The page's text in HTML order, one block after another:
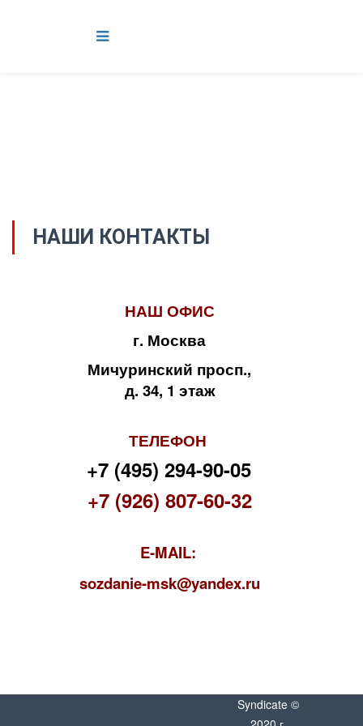
НАШИ КОНТАКТЫ
НАШ ОФИС
г. Москва
Мичуринский просп.,
д. 34, 1 этаж
ТЕЛЕФОН
+7 (495) 294-90-05
+7 (926) 807-60-32
E-MAIL:
sozdanie-msk@yandex.ru
Syndicate ©